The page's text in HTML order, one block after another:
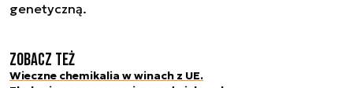
genetyczną.
Zobacz też
Wieczne chemikalia w winach z UE.